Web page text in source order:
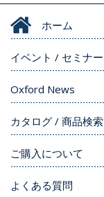
ホーム
イベント / セミナー
Oxford News
カタログ / 商品検索
ご購入について
よくある質問